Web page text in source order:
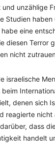
unzählige
Studien haben
eine
diesen Terror
nicht
israelische
denen sich
reagierte
dass
handelt